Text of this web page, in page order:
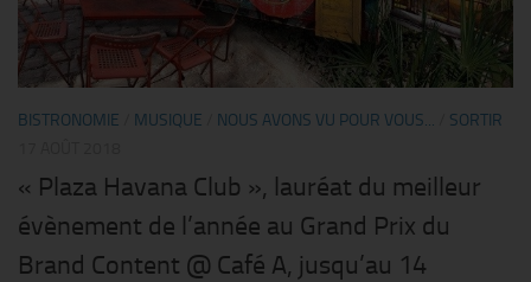
BISTRONOMIE MUSIQUE NOUS AVONS VU POUR VOUS...
SORTIR
« Plaza Havana Club », lauréat du meilleur
évènement de l’année au Grand Prix du
Brand Content @ Café A, jusqu’au 14